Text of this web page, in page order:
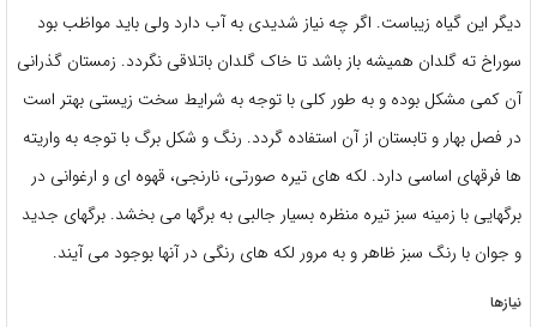
دیگر این گیاه زیباست. اگر چه نیاز شدیدی به آب دارد ولی باید مواظب بود
سوراخ ته گلدان همیشه باز باشد تا خاک گلدان باتلاقی نگردد. زمستان گذرانی
آن کمی مشکل بوده و به طور کلی با توجه به شرایط سخت زیستی بهتر است
در فصل بهار و تابستان از آن استفاده گردد. رنگ و شکل برگ با توجه به واریته
ها فرقهای اساسی دارد. لکه های تیره صورتی، نارنجی، قهوه ای و ارغوانی در
برگهایی با زمینه سبز تیره منظره بسیار جالبی به برگها می بخشد. برگهای جدید
و جوان با رنگ سبز ظاهر و به مرور لکه های رنگی در آنها بوجود می آیند.
نیازها